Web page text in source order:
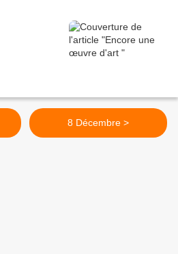
8 Décembre >